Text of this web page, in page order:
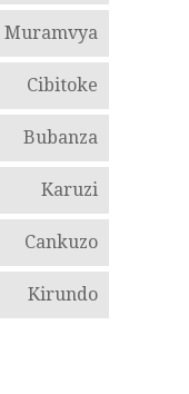
Muramvya
Cibitoke
Bubanza
Karuzi
Cankuzo
Kirundo